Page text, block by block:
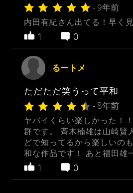
- 9年前
内田有紀さん出てる！早く
1 0
るートメ
ただただ笑うって平和
- 8年前
ヤバイくらい楽しかった！
群です。 斉木楠雄は山崎賢
どで知ってるから楽しいの
和な作品です！ あと福田雄
1 0